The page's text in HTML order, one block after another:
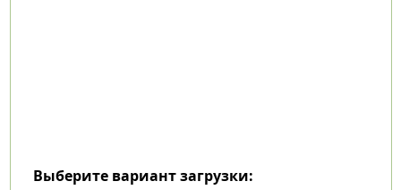
Выберите вариант загрузки: